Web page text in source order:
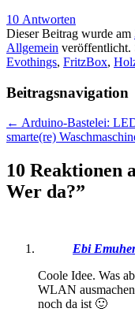
10 Antworten
Dieser Beitrag wurde am
Allgemein veröffentlicht.
Evothings, FritzBox,
Beitragsnavigation
← Arduino-Bastelei:
smarte(re)
10 Reaktionen
Wer da?”
Ebi
Coole Idee. Was
WLAN
noch da ist 🙂